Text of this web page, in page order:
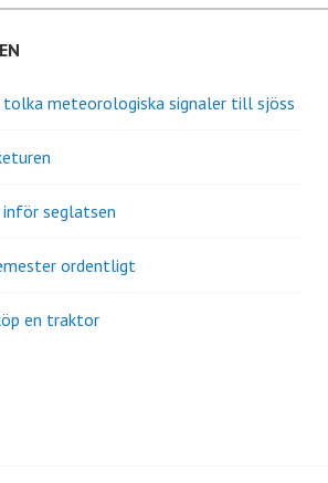
tolka meteorologiska signaler till sjöss
seglatsen
ordentligt
en traktor